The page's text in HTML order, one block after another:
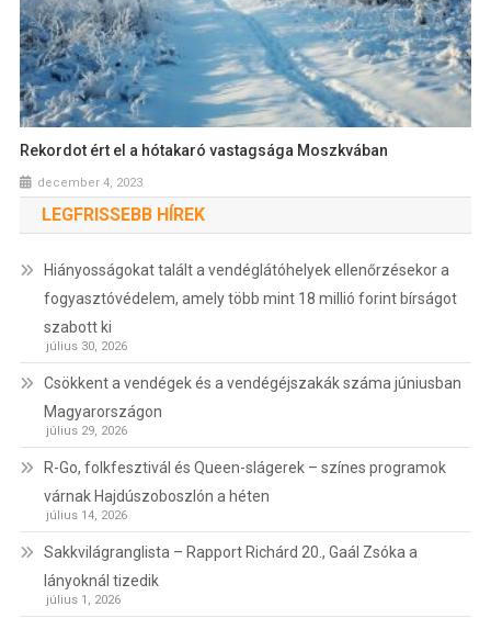
Rekordot ért el a hótakaró vastagsága Moszkvában
december 4, 2023
LEGFRISSEBB HÍREK
Hiányosságokat talált a vendéglátóhelyek ellenőrzésekor a
fogyasztóvédelem, amely több mint 18 millió forint bírságot
szabott ki
július 30, 2026
Csökkent a vendégek és a vendégéjszakák száma júniusban
Magyarországon
július 29, 2026
R-Go, folkfesztivál és Queen-slágerek – színes programok
várnak Hajdúszoboszlón a héten
július 14, 2026
Sakkvilágranglista – Rapport Richárd 20., Gaál Zsóka a
lányoknál tizedik
július 1, 2026